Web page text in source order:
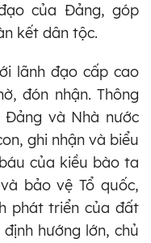
của Đảng, góp
kết dân tộc.
lãnh đạo cấp cao
đón nhận. Thông
và Nhà nước
ghi nhận và biểu
của kiều bào ta
bảo vệ Tổ quốc,
phát triển của đất
hướng lớn, chủ